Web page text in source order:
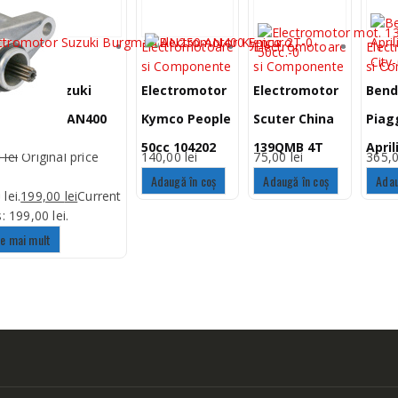
si
Suzuki
AN250 AN400
lei Original price
lei.199,00 leiCurrent
199,00 lei.
mai mult
Electromotoare
si Componente
Electromotor
Kymco People
50cc 104202
140,00lei
Adaugă în coș
Electromotoare
si Componente
Electromotor
Scuter China
139QMB 4T
50cc.
75,00lei
Adaugă în coș
si